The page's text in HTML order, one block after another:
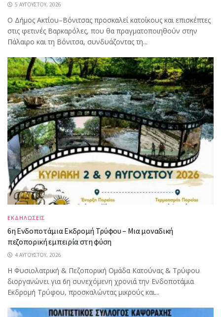
5 ΑΥΓΟΎΣΤΟΥ, 2026
Ο Δήμος Ακτίου–Βόνιτσας προσκαλεί κατοίκους και επισκέπτες
στις φετινές Βαρκαρόλες, που θα πραγματοποιηθούν στην
Πάλαιρο και τη Βόνιτσα, συνδυάζοντας τη...
ΕΚΔΗΛΩΣΕΙΣ
6η Ενδοποτάμια Εκδρομή Τρύφου – Μια μοναδική
πεζοπορική εμπειρία στη φύση
4 ΑΥΓΟΎΣΤΟΥ, 2026
Η Φυσιολατρική & Πεζοπορική Ομάδα Κατούνας & Τρύφου
διοργανώνει για 6η συνεχόμενη χρονιά την Ενδοποτάμια
Εκδρομή Τρύφου, προσκαλώντας μικρούς και...